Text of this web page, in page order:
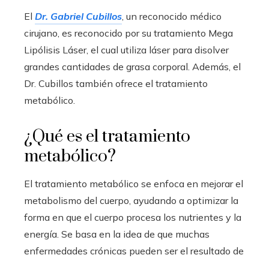
El Dr. Gabriel Cubillos, un reconocido médico
cirujano, es reconocido por su tratamiento Mega
Lipólisis Láser, el cual utiliza láser para disolver
grandes cantidades de grasa corporal. Además, el
Dr. Cubillos también ofrece el tratamiento
metabólico.
¿Qué es el tratamiento
metabólico?
El tratamiento metabólico se enfoca en mejorar el
metabolismo del cuerpo, ayudando a optimizar la
forma en que el cuerpo procesa los nutrientes y la
energía. Se basa en la idea de que muchas
enfermedades crónicas pueden ser el resultado de